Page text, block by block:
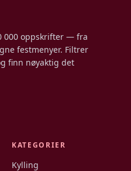
000 oppskrifter — fra
festmenyer. Filtrer
finn nøyaktig det
KATEGORIER
Kylling